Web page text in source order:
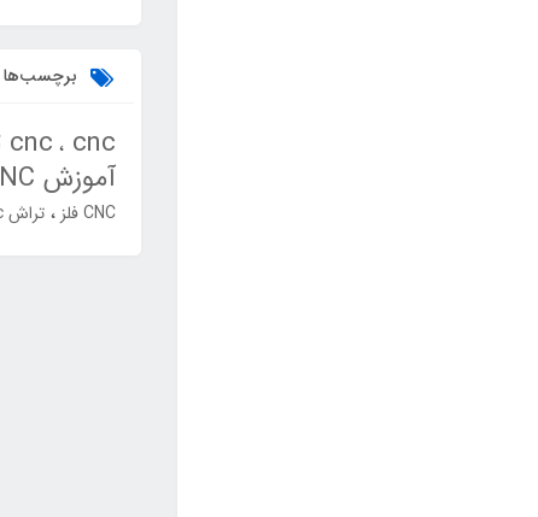
برچسب‌ها
cnc cnc تراش
آموزش CNC
CNC فلز
تراش cnc